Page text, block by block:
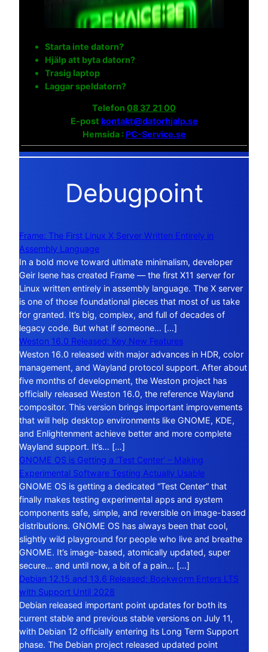
Starta inte datorn?
Hjälp att byta datorn?
Trasig laptop
Laggar speldatorn?
Telefon 08 37 21 00
E-post kontakt@datorhjalp.se
Hemsida :PC-Service.se
Debugpoint
Frame: The First Linux X Server Written Entirely in
Assembly Language
In a bold move toward ultimate minimalism, developer
Geir Isene has created Frame — the first X11 server for
Linux written entirely in assembly language. The X server
is one of those foundational pieces that most of us take
for granted. It’s big, complex, and full of decades of
legacy code. But what if someone… […]
Weston 16.0 Released: Key New Features
Weston 16.0 released with major advances in HDR, color
management, and Wayland protocol support. After about
five months of development, the Weston project has
officially released Weston 16.0, the reference Wayland
compositor. This version brings important improvements
that will help desktop environments like GNOME, KDE,
and Enlightenment achieve better and more complete
Wayland support. It’s… […]
GNOME OS is Getting a ‘Test Center’ – Making
Experimental Software Testing Actually Usable
GNOME OS is getting a dedicated “Test Center” that
finally makes testing experimental apps and system
components safe, simple, and reversible on image-based
distributions. GNOME OS has always been that cool,
slightly wild playground for people who live and breathe
GNOME. It’s image-based, atomically updated, super
secure… and until now, a bit of a pain… […]
Debian 12.15 and 13.6 Released: Bookworm Enters LTS
with Support Until 2028
Debian released important point updates for both its
current stable and previous stable versions on July 11,
with Debian 12 officially entering its Long Term Support
phase. The Debian project released updated point